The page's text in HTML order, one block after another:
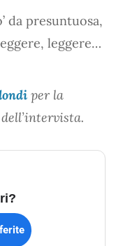
da presuntuosa,
leggere…
per la